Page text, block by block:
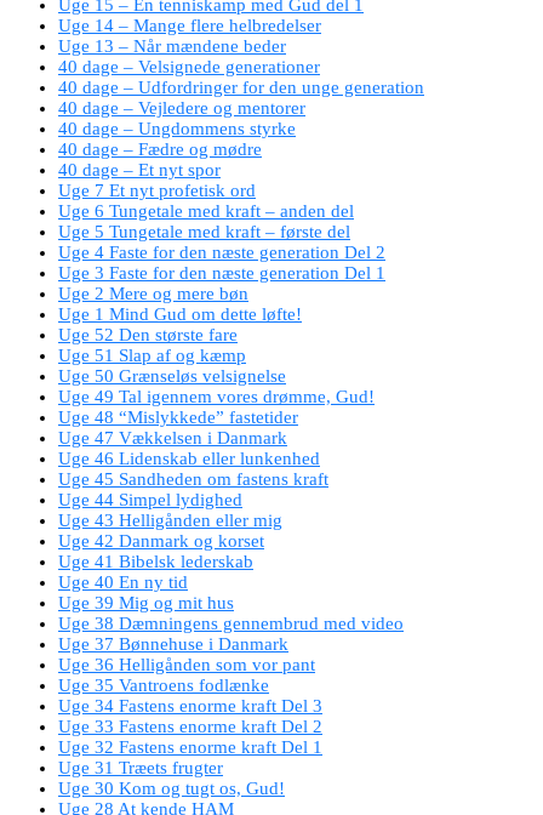
Uge 15 – En tenniskamp med Gud del 1
Uge 14 – Mange flere helbredelser
Uge 13 – Når mændene beder
40 dage – Velsignede generationer
40 dage – Udfordringer for den unge generation
40 dage – Vejledere og mentorer
40 dage – Ungdommens styrke
40 dage – Fædre og mødre
40 dage – Et nyt spor
Uge 7 Et nyt profetisk ord
Uge 6 Tungetale med kraft – anden del
Uge 5 Tungetale med kraft – første del
Uge 4 Faste for den næste generation Del 2
Uge 3 Faste for den næste generation Del 1
Uge 2 Mere og mere bøn
Uge 1 Mind Gud om dette løfte!
Uge 52 Den største fare
Uge 51 Slap af og kæmp
Uge 50 Grænseløs velsignelse
Uge 49 Tal igennem vores drømme, Gud!
Uge 48 “Mislykkede” fastetider
Uge 47 Vækkelsen i Danmark
Uge 46 Lidenskab eller lunkenhed
Uge 45 Sandheden om fastens kraft
Uge 44 Simpel lydighed
Uge 43 Helligånden eller mig
Uge 42 Danmark og korset
Uge 41 Bibelsk lederskab
Uge 40 En ny tid
Uge 39 Mig og mit hus
Uge 38 Dæmningens gennembrud med video
Uge 37 Bønnehuse i Danmark
Uge 36 Helligånden som vor pant
Uge 35 Vantroens fodlænke
Uge 34 Fastens enorme kraft Del 3
Uge 33 Fastens enorme kraft Del 2
Uge 32 Fastens enorme kraft Del 1
Uge 31 Træets frugter
Uge 30 Kom og tugt os, Gud!
Uge 28 At kende HAM